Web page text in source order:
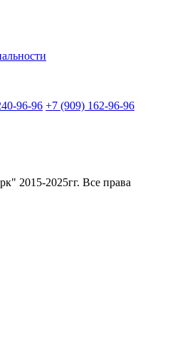
96-96 +7 (909) 162-96-96
2015-2025гг. Все права